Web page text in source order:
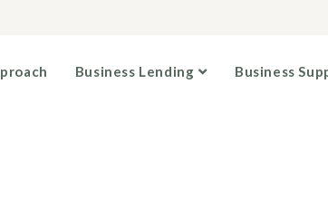
Business Lending Business